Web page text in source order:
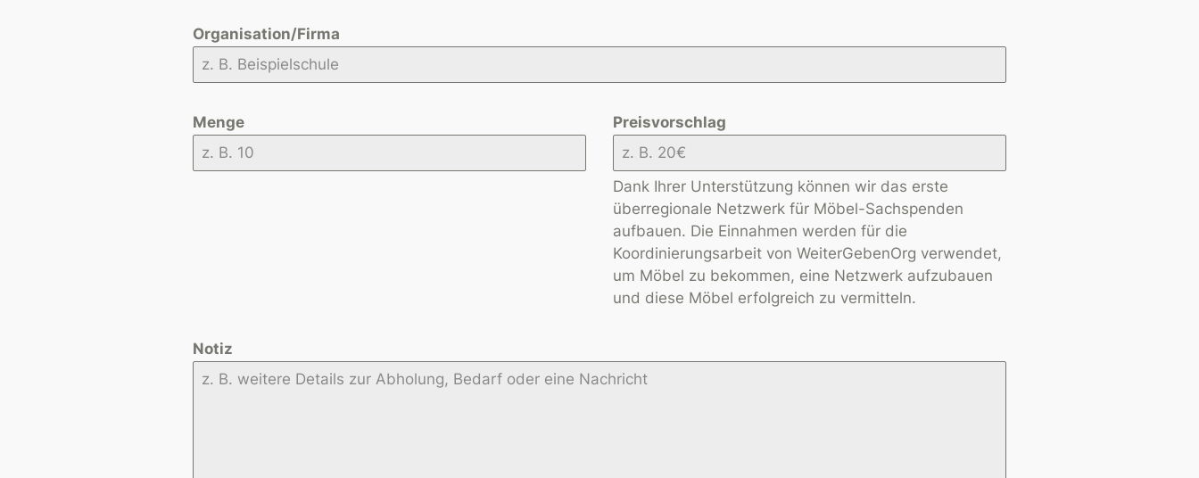
Organisation/Firma
Menge Preisvorschlag
Dank Ihrer Unterstützung können wir das erste
überregionale Netzwerk für Möbel-Sachspenden
aufbauen. Die Einnahmen werden für die
Koordinierungsarbeit von WeiterGebenOrg verwendet,
um Möbel zu bekommen, eine Netzwerk aufzubauen
und diese Möbel erfolgreich zu vermitteln.
Notiz